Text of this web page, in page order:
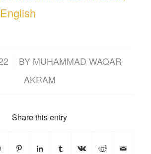
BY MUHAMMAD WAQAR
AKRAM
Share this entry